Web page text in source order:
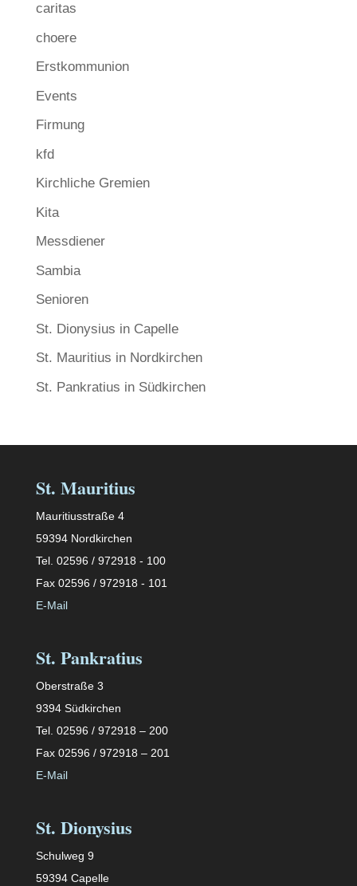
caritas
choere
Erstkommunion
Events
Firmung
kfd
Kirchliche Gremien
Kita
Messdiener
Sambia
Senioren
St. Dionysius in Capelle
St. Mauritius in Nordkirchen
St. Pankratius in Südkirchen
St. Mauritius
Mauritiusstraße 4
59394 Nordkirchen
Tel. 02596 / 972918 - 100
Fax 02596 / 972918 - 101
E-Mail
St. Pankratius
Oberstraße 3
9394 Südkirchen
Tel. 02596 / 972918 – 200
Fax 02596 / 972918 – 201
E-Mail
St. Dionysius
Schulweg 9
59394 Capelle